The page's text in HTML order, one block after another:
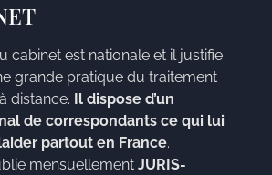
cabinet est nationale et il justifie
grande pratique du traitement
distance. Il dispose d’un
de correspondants ce qui lui
partout en France.
mensuellement JURIS-